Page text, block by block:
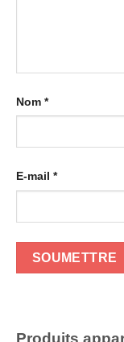
Nom *
E-mail *
Produits